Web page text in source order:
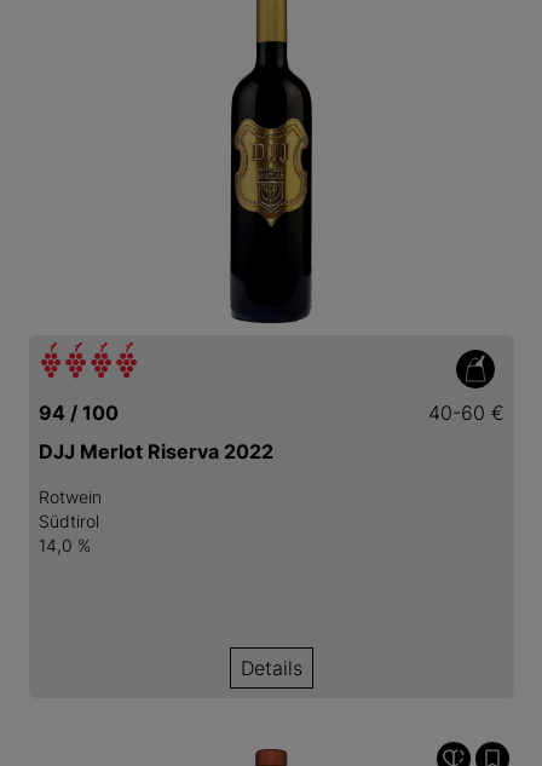
94 / 100
40-60 €
DJJ Merlot Riserva 2022
Rotwein
Südtirol
14,0 %
Details